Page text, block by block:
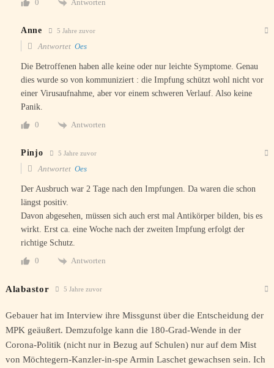
0
Antworten
Anne 5 Jahre zuvor
Antwortet Oes
Die Betroffenen haben alle keine oder nur leichte Symptome. Genau
dies wurde so von kommuniziert : die Impfung schützt wohl nicht vor
einer Virusaufnahme, aber vor einem schweren Verlauf. Also keine
Panik.
0
Antworten
Pinjo 5 Jahre zuvor
Antwortet Oes
Der Ausbruch war 2 Tage nach den Impfungen. Da waren die schon
längst positiv.
Davon abgesehen, müssen sich auch erst mal Antikörper bilden, bis es
wirkt. Erst ca. eine Woche nach der zweiten Impfung erfolgt der
richtige Schutz.
0
Antworten
Alabastor 5 Jahre zuvor
Gebauer hat im Interview ihre Missgunst über die Entscheidung der
MPK geäußert. Demzufolge kann die 180-Grad-Wende in der
Corona-Politik (nicht nur in Bezug auf Schulen) nur auf dem Mist
von Möchtegern-Kanzler-in-spe Armin Laschet gewachsen sein. Ich